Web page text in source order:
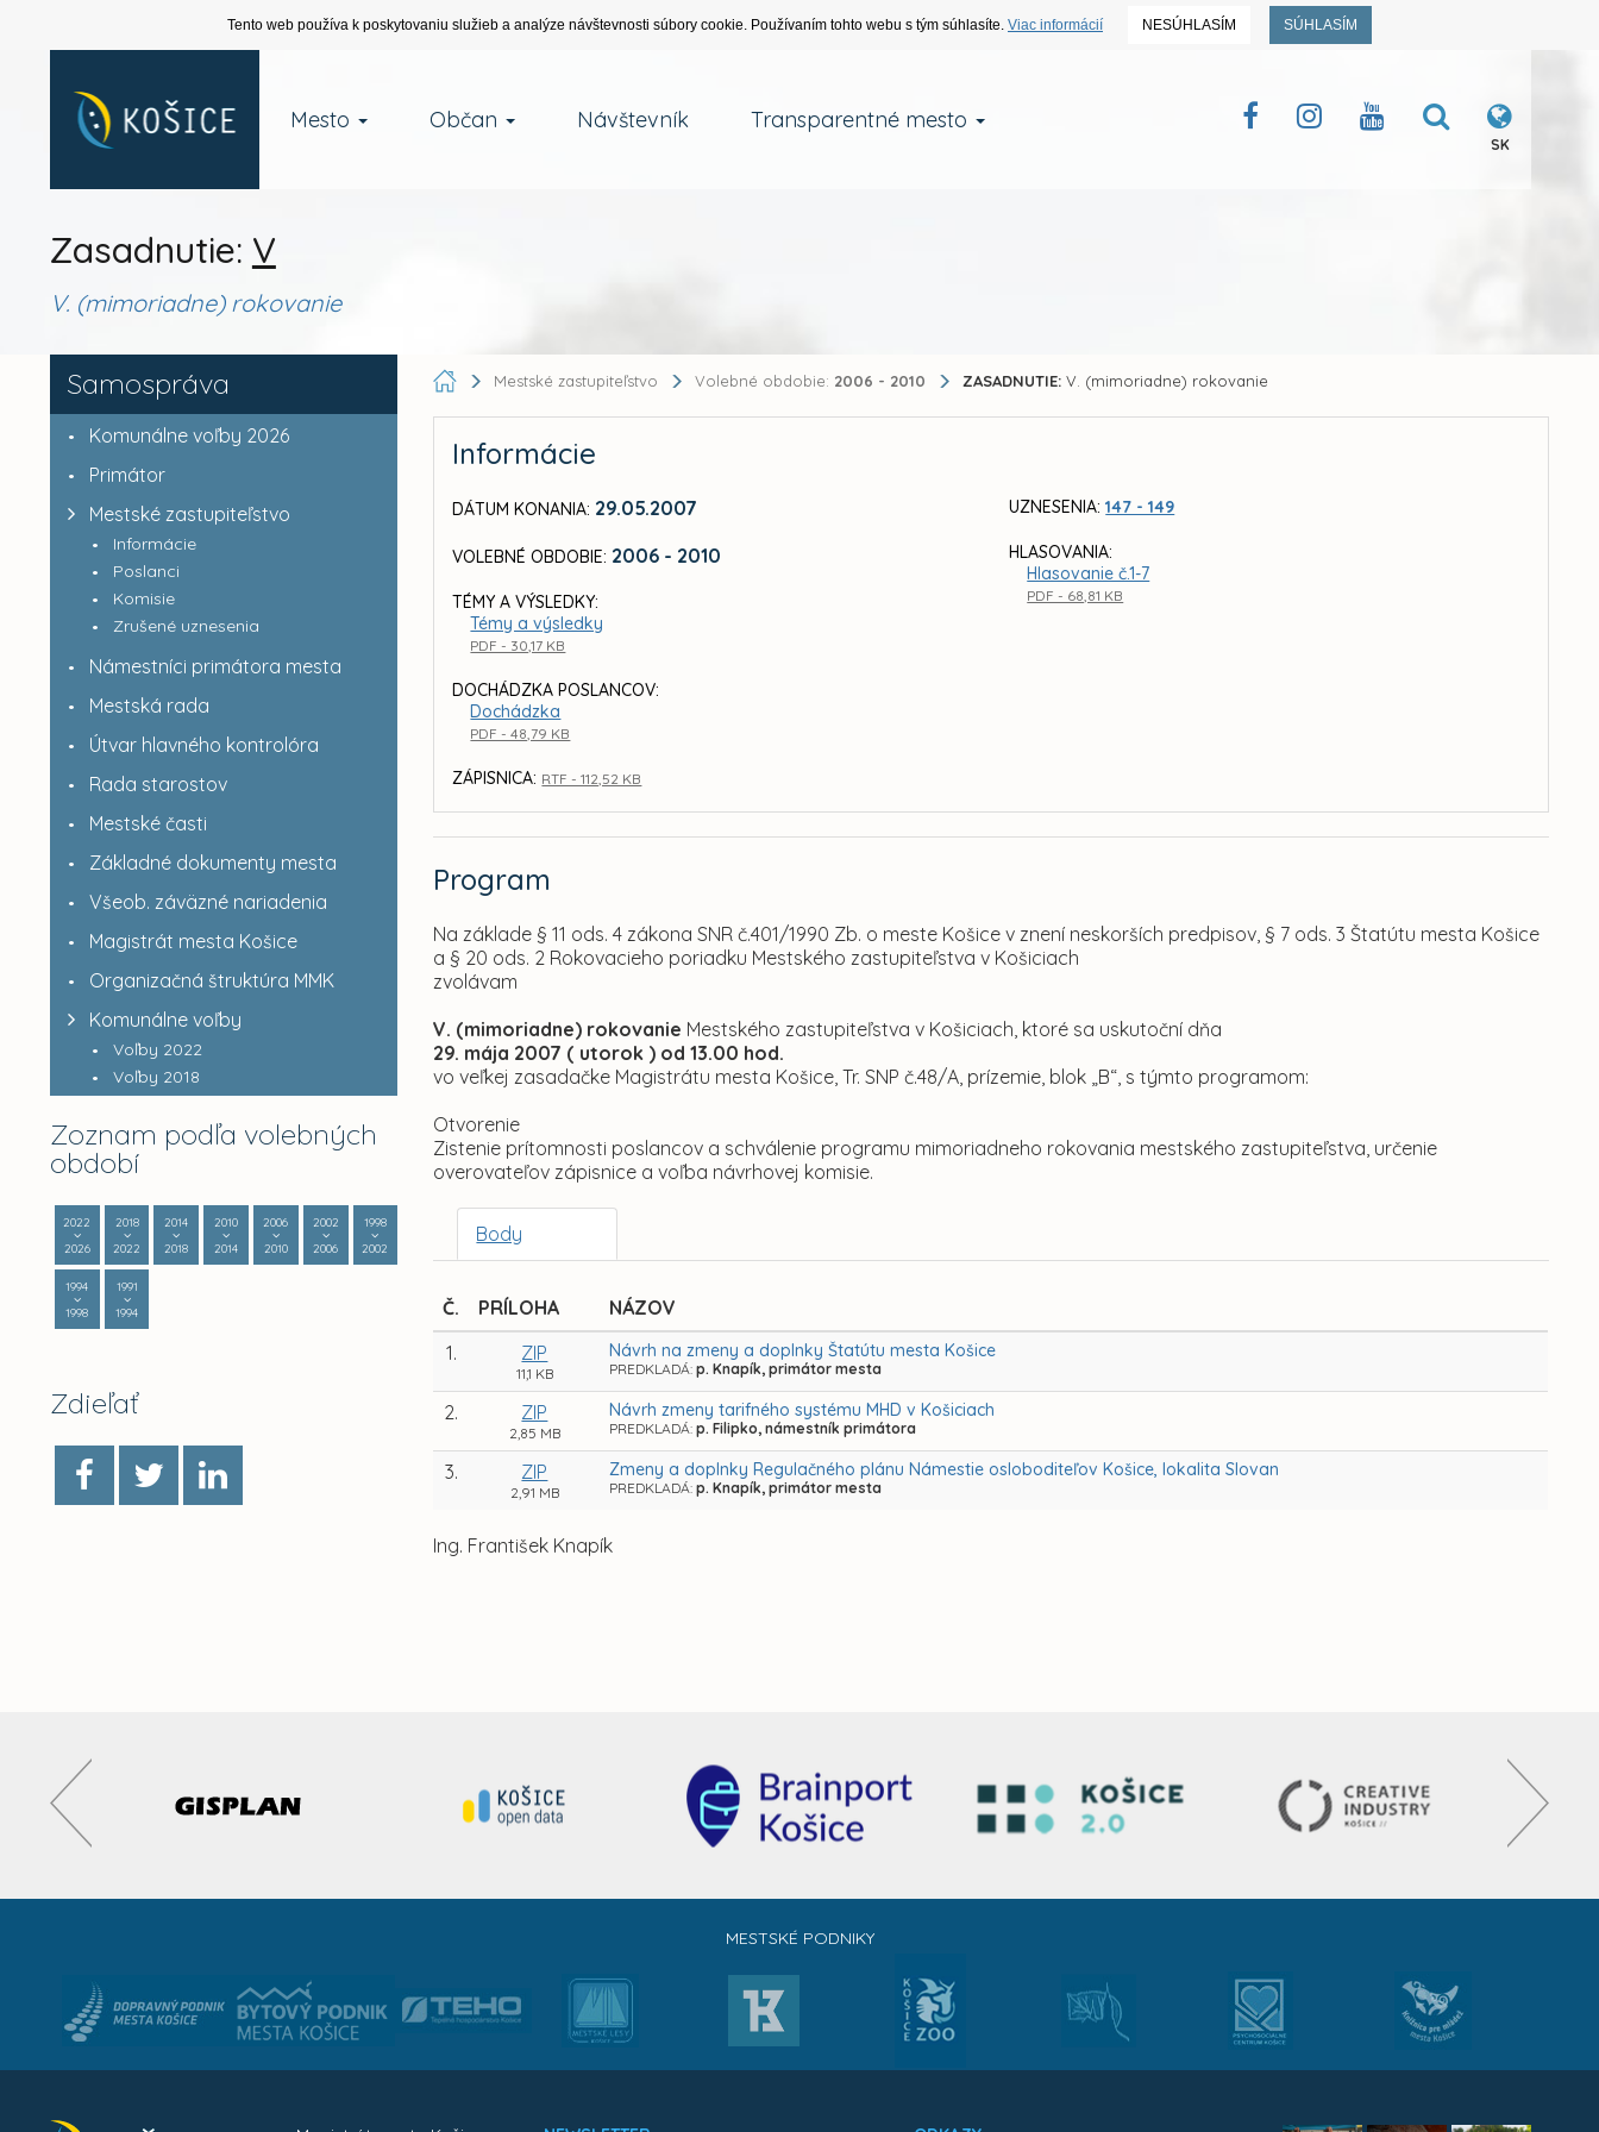
Tento web používa k poskytovaniu služieb a analýze návštevnosti súbory cookie. Používaním tohto webu s tým súhlasíte. Viac informácií NESÚHLASÍM SÚHLASÍM
Mesto Občan Návštevník Transparentné mesto
SK
Zasadnutie: V
V. (mimoriadne) rokovanie
Samospráva
Komunálne voľby 2026
Primátor
Mestské zastupiteľstvo
Informácie
Poslanci
Komisie
Zrušené uznesenia
Námestníci primátora mesta
Mestská rada
Útvar hlavného kontrolóra
Rada starostov
Mestské časti
Základné dokumenty mesta
Všeob. záväzné nariadenia
Magistrát mesta Košice
Organizačná štruktúra MMK
Komunálne voľby
Voľby 2022
Voľby 2018
Zoznam podľa volebných
období
2022
2026
2018
2022
2014
2018
2010
2014
2006
2010
2002
2006
1998
2002
1994
1998
1991
1994
Zdieľať
Mestské zastupiteľstvo Volebné obdobie: 2006 - 2010 ZASADNUTIE: V. (mimoriadne) rokovanie
Informácie
DÁTUM KONANIA: 29.05.2007
VOLEBNÉ OBDOBIE: 2006 - 2010
TÉMY A VÝSLEDKY:
Témy a výsledky
PDF - 30,17 KB
DOCHÁDZKA POSLANCOV:
Dochádzka
PDF - 48,79 KB
ZÁPISNICA: RTF - 112,52 KB
UZNESENIA:147 - 149
HLASOVANIA:
Hlasovanie č.1-7
PDF - 68,81 KB
Program
Na základe § 11 ods. 4 zákona SNR č.401/1990 Zb. o meste Košice v znení neskorších predpisov, § 7 ods. 3 Štatútu mesta Košice
a § 20 ods. 2 Rokovacieho poriadku Mestského zastupiteľstva v Košiciach
zvolávam
V. (mimoriadne) rokovanie Mestského zastupiteľstva v Košiciach, ktoré sa uskutoční dňa
29. mája 2007 ( utorok ) od 13.00 hod.
vo veľkej zasadačke Magistrátu mesta Košice, Tr. SNP č.48/A, prízemie, blok „B“, s týmto programom:
Otvorenie
Zistenie prítomnosti poslancov a schválenie programu mimoriadneho rokovania mestského zastupiteľstva, určenie
overovateľov zápisnice a voľba návrhovej komisie.
Body
Č. PRÍLOHA
NÁZOV
1.
ZIP
11,1 KB
Návrh na zmeny a doplnky Štatútu mesta Košice
PREDKLADÁ:p. Knapík, primátor mesta
2. ZIP
2,85 MB
Návrh zmeny tarifného systému MHD v Košiciach
PREDKLADÁ:p. Filipko, námestník primátora
3. ZIP
2,91 MB
Zmeny a doplnky Regulačného plánu Námestie osloboditeľov Košice, lokalita Slovan
PREDKLADÁ:p. Knapík, primátor mesta
Ing. František Knapík
MESTSKÉ PODNIKY